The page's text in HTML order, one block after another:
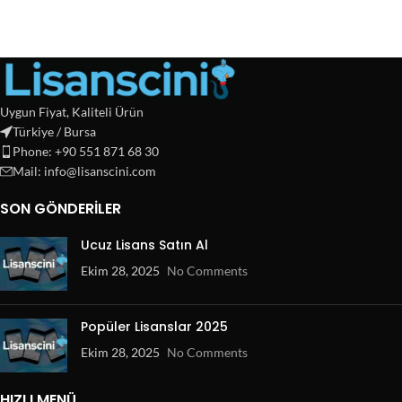
Uygun Fiyat, Kaliteli Ürün
Türkiye / Bursa
Phone: +90 551 871 68 30
Mail: info@lisanscini.com
SON GÖNDERILER
Ucuz Lisans Satın Al
Ekim 28, 2025 No Comments
Popüler Lisanslar 2025
Ekim 28, 2025 No Comments